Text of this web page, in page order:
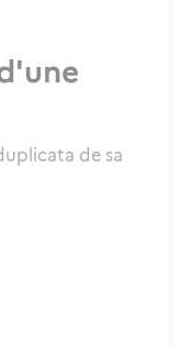
de sa